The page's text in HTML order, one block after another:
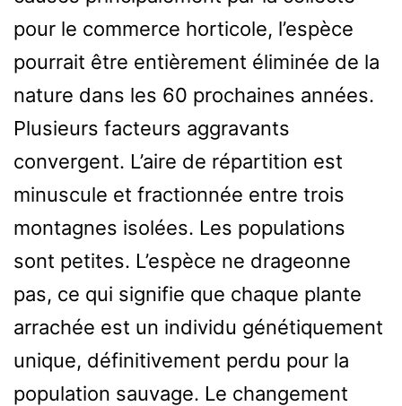
pour le commerce horticole, l’espèce
pourrait être entièrement éliminée de la
nature dans les 60 prochaines années.
Plusieurs facteurs aggravants
convergent. L’aire de répartition est
minuscule et fractionnée entre trois
montagnes isolées. Les populations
sont petites. L’espèce ne drageonne
pas, ce qui signifie que chaque plante
arrachée est un individu génétiquement
unique, définitivement perdu pour la
population sauvage. Le changement